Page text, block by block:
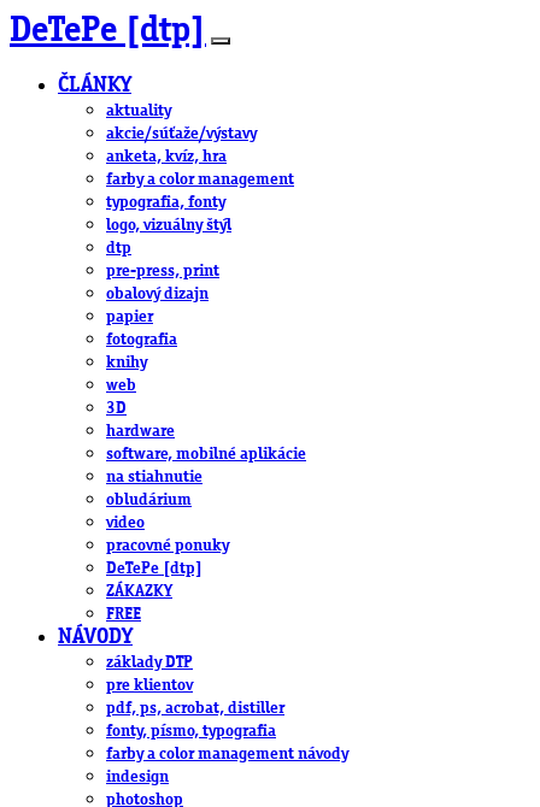
DeTePe [dtp]
ČLÁNKY
aktuality
akcie/súťaže/výstavy
anketa, kvíz, hra
farby a color management
typografia, fonty
logo, vizuálny štýl
dtp
pre-press, print
obalový dizajn
papier
fotografia
knihy
web
3D
hardware
software, mobilné aplikácie
na stiahnutie
obludárium
video
pracovné ponuky
DeTePe [dtp]
ZÁKAZKY
FREE
NÁVODY
základy DTP
pre klientov
pdf, ps, acrobat, distiller
fonty, písmo, typografia
farby a color management návody
indesign
photoshop